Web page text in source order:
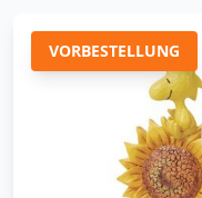
VORBESTELLUNG